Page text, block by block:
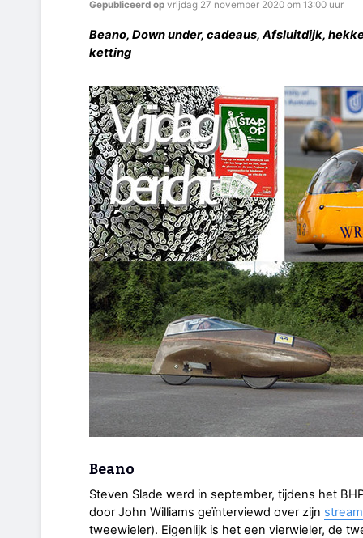
Gepubliceerd op vrijdag 27 november 2020 om 13:00 uur
Beano, Down under, cadeaus, Afsluitdijk,
ketting
Beano
Steven Slade werd in september, tijdens het
door John Williams geïnterviewd over zijn
tweewieler). Eigenlijk is het een vierwieler, de